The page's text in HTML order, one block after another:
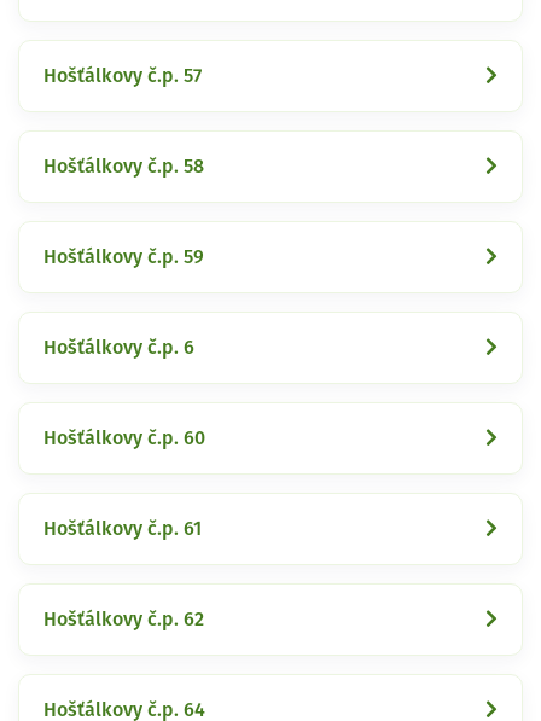
Hošťálkovy č.p. 57
Hošťálkovy č.p. 58
Hošťálkovy č.p. 59
Hošťálkovy č.p. 6
Hošťálkovy č.p. 60
Hošťálkovy č.p. 61
Hošťálkovy č.p. 62
Hošťálkovy č.p. 64